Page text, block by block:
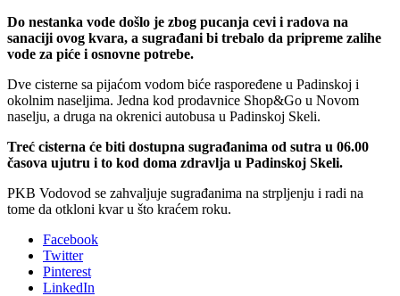
Do nestanka vode došlo je zbog pucanja cevi i radova na
sanaciji ovog kvara, a sugrađani bi trebalo da pripreme zalihe
vode za piće i osnovne potrebe.
Dve cisterne sa pijaćom vodom biće raspoređene u Padinskoj i
okolnim naseljima. Jedna kod prodavnice Shop&Go u Novom
naselju, a druga na okrenici autobusa u Padinskoj Skeli.
Treć cisterna će biti dostupna sugrađanima od sutra u 06.00
časova ujutru i to kod doma zdravlja u Padinskoj Skeli.
PKB Vodovod se zahvaljuje sugrađanima na strpljenju i radi na
tome da otkloni kvar u što kraćem roku.
Facebook
Twitter
Pinterest
LinkedIn